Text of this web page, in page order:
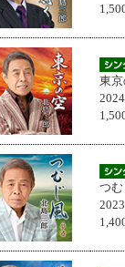
東
つ